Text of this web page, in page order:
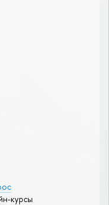
курсы